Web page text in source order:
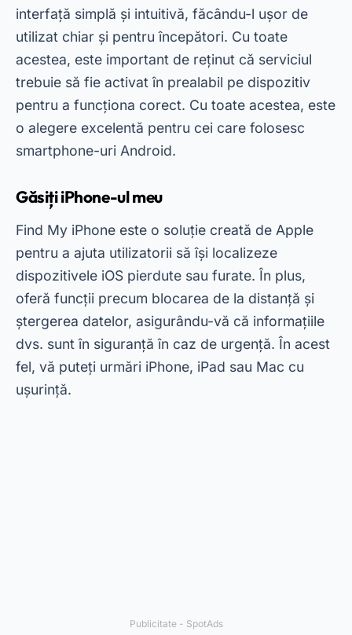
Find My iPhone este o soluție creată de Apple
pentru a ajuta utilizatorii să își localizeze
dispozitivele iOS pierdute sau furate. În plus,
oferă funcții precum blocarea de la distanță și
ștergerea datelor, asigurându-vă că informațiile
dvs. sunt în siguranță în caz de urgență. În acest
ușurință.
Publicitate - SpotAds
OGăsiți iPhone-ul meuinclude și funcția „Lost
Mode”, care afișează un mesaj personalizat pe
ecranul dispozitivului. Pe de altă parte, aplicația
funcționează numai pe dispozitivele Apple și
necesită configurarea iCloud în prealabil. Prin
urmare, este ideal pentru cei care sunt
scufundați în ecosistemul Apple.